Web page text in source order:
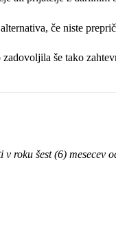
če niste
še tako
roku šest (6) mesecev